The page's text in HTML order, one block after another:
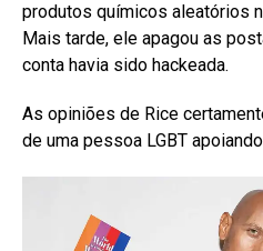
produtos químicos aleatórios
Mais tarde, ele apagou as
conta havia sido hackeada.
As opiniões de Rice
de uma pessoa LGBT